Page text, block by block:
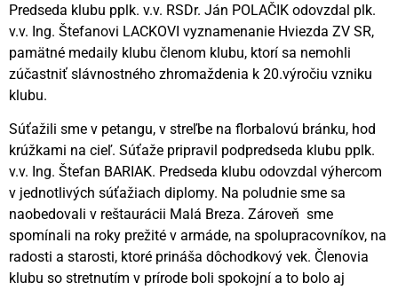
Predseda klubu pplk. v.v. RSDr. Ján POLAČIK odovzdal plk.
v.v. Ing. Štefanovi LACKOVI vyznamenanie Hviezda ZV SR,
pamätné medaily klubu členom klubu, ktorí sa nemohli
zúčastniť slávnostného zhromaždenia k 20.výročiu vzniku
klubu.
Súťažili sme v petangu, v streľbe na florbalovú bránku, hod
krúžkami na cieľ. Súťaže pripravil podpredseda klubu pplk.
v.v. Ing. Štefan BARIAK. Predseda klubu odovzdal výhercom
v jednotlivých súťažiach diplomy. Na poludnie sme sa
naobedovali v reštaurácii Malá Breza. Zároveň sme
spomínali na roky prežité v armáde, na spolupracovníkov, na
radosti a starosti, ktoré prináša dôchodkový vek. Členovia
klubu so stretnutím v prírode boli spokojní a to bolo aj